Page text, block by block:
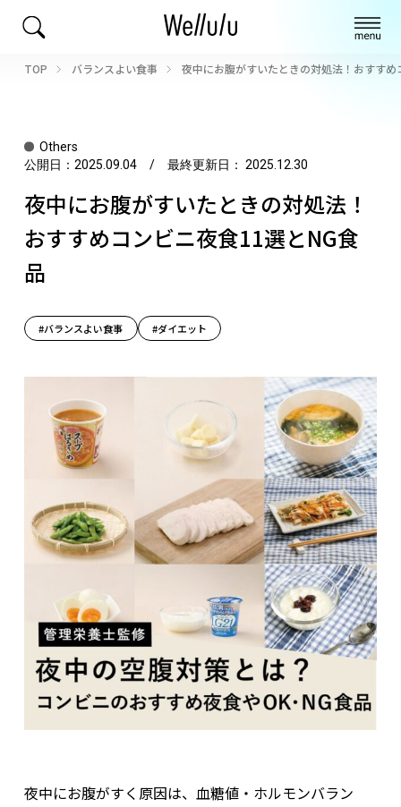
TOP バランスよい食事 夜中にお腹がすいたときの対処法！おすす
Others
公開日： 2025.09.04/ 最終更新日： 2025.12.30
夜中にお腹がすいたときの対処法！
おすすめコンビニ夜食11選とNG食
品
#バランスよい食事 #ダイエット
夜中にお腹がすく原因は、血糖値・ホルモンバラン